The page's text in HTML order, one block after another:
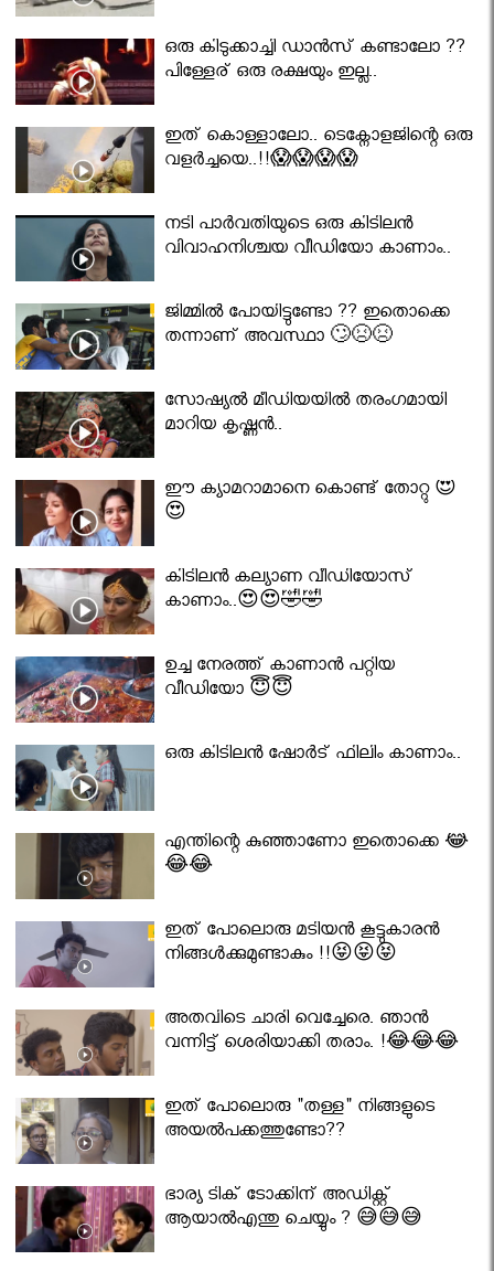
ഒരു കിടുക്കാച്ചി ഡാൻസ് കണ്ടാലോ ??
പിള്ളേര് ഒരു രക്ഷയും ഇല്ല..
ഇത് കൊള്ളാലോ.. ടെക്നോളജിന്റെ ഒരു
വളർച്ചയെ..!!😱😱😱😱
നടി പാർവതിയുടെ ഒരു കിടിലൻ
വിവാഹനിശ്ചയ വീഡിയോ കാണാം..
ജിമ്മിൽ പോയിട്ടുണ്ടോ ?? ഇതൊക്കെ
തന്നാണ് അവസ്ഥാ 🙄😣😣
സോഷ്യൽ മീഡിയയിൽ തരംഗമായി
മാറിയ കൃഷ്ണൻ..
ഈ ക്യാമറാമാനെ കൊണ്ട് തോറ്റു 😍
😍
കിടിലൻ കല്യാണ വീഡിയോസ്
കാണാം..😍😍🤣🤣
ഉച്ച നേരത്ത് കാണാൻ പറ്റിയ
വീഡിയോ 😇😇
ഒരു കിടിലൻ ഷോർട് ഫിലിം കാണാം..
എന്തിന്റെ കുഞ്ഞാണോ ഇതൊക്കെ 😂
😂😂
ഇത് പോലൊരു മടിയൻ കൂട്ടുകാരൻ
നിങ്ങൾക്കുമുണ്ടാകും !!😝😝😝
അതവിടെ ചാരി വെച്ചേരെ. ഞാൻ
വന്നിട്ട് ശെരിയാക്കി തരാം. !😂😂😂
ഇത് പോലൊരു "തള്ള" നിങ്ങളുടെ
അയല്‍പക്കത്തുണ്ടോ??
ഭാര്യ ടിക് ടോക്കിന് അഡിക്റ്റ്
ആയാൽഎന്തു ചെയ്യും ? 😅😅😅